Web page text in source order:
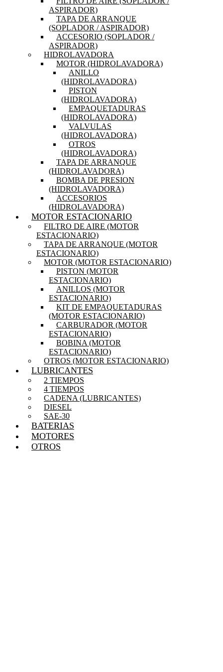
ASPIRADOR)
TAPA DE ARRANQUE
(SOPLADOR / ASPIRADOR)
ACCESORIO (SOPLADOR /
ASPIRADOR)
HIDROLAVADORA
MOTOR (HIDROLAVADORA)
ANILLO
(HIDROLAVADORA)
PISTON
(HIDROLAVADORA)
EMPAQUETADURAS
(HIDROLAVADORA)
VALVULAS
(HIDROLAVADORA)
OTROS
(HIDROLAVADORA)
TAPA DE ARRANQUE
(HIDROLAVADORA)
BOMBA DE PRESION
(HIDROLAVADORA)
ACCESORIOS
(HIDROLAVADORA)
MOTOR ESTACIONARIO
FILTRO DE AIRE (MOTOR
ESTACIONARIO)
TAPA DE ARRANQUE (MOTOR
ESTACIONARIO)
MOTOR (MOTOR ESTACIONARIO)
PISTON (MOTOR
ESTACIONARIO)
ANILLOS (MOTOR
ESTACIONARIO)
KIT DE EMPAQUETADURAS
(MOTOR ESTACIONARIO)
CARBURADOR (MOTOR
ESTACIONARIO)
BOBINA (MOTOR
ESTACIONARIO)
OTROS (MOTOR ESTACIONARIO)
LUBRICANTES
2 TIEMPOS
4 TIEMPOS
CADENA (LUBRICANTES)
DIESEL
SAE-30
BATERIAS
MOTORES
OTROS